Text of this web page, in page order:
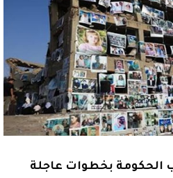
الحكومة بخطوات عاجلة